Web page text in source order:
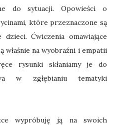
do sytuacji. Opowieści o
które przeznaczone są
Ćwiczenia omawiające
właśnie na wyobraźni i empatii
rysunki skłaniamy je do
w zgłębianiu tematyki
wypróbuję ją na swoich